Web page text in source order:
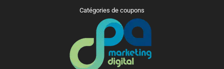
Catégories de coupons